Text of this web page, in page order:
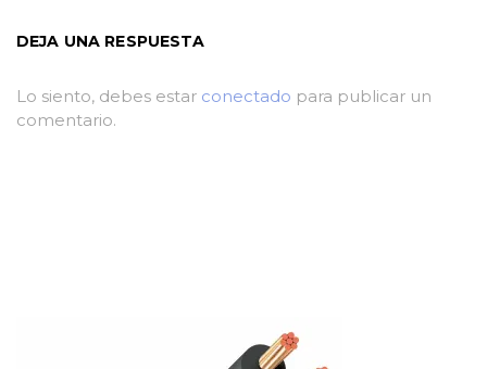
DEJA UNA RESPUESTA
Lo siento, debes estar conectado para publicar un
comentario.